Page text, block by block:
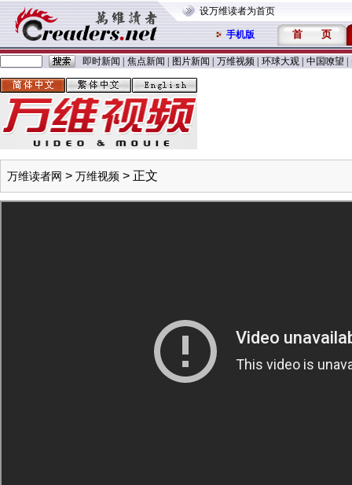
设万维读者为首页
手机版 首 页
即时新闻 焦点新闻 图片新闻 万维视频 环球大观 中国嘹望
万维读者网 > 万维视频 > 正文